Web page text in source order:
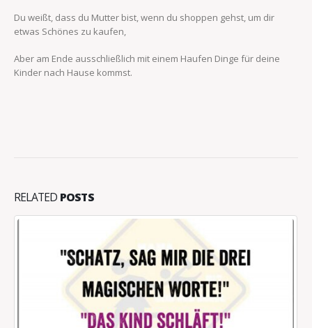
Du weißt, dass du Mutter bist, wenn du shoppen gehst, um dir
etwas Schönes zu kaufen,
Aber am Ende ausschließlich mit einem Haufen Dinge für deine
Kinder nach Hause kommst.
RELATED POSTS